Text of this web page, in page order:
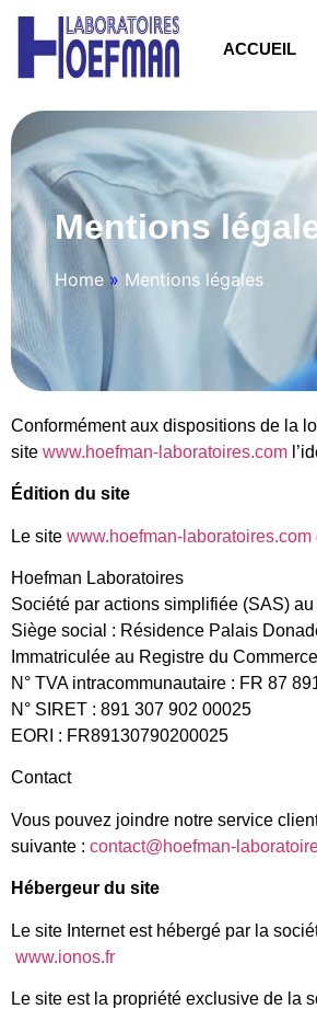
ACCUEIL
Mentions
Home » Mentions légales
Conformément aux dispositions de la
site www.hoefman-laboratoires.com
Édition du site
Le site www.hoefman-laboratoires.com
Hoefman Laboratoires
Société par actions simplifiée (SAS)
Siège social : Résidence Palais
Immatriculée au Registre du
N° TVA intracommunautaire : FR 87
N° SIRET : 891 307 902 00025
EORI : FR89130790200025
Contact
Vous pouvez joindre notre service
suivante : contact@hoefman-
Hébergeur du site
Le site Internet est hébergé par la
www.ionos.fr
Le site est la propriété exclusive de la